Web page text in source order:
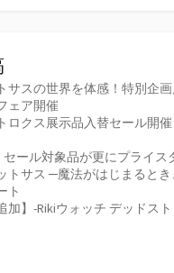
サスの世界を体感！特別企
ェア開催
ロクス展示品入替セール開
セール対象品が更にプライス
トサス ─魔法がはじまると
ト
加】-Rikiウォッチ デッドスト